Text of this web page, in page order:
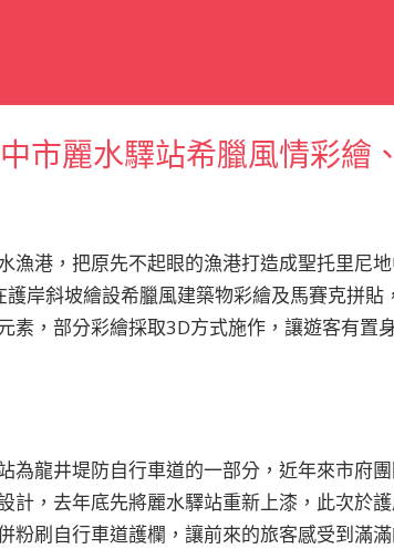
市麗水驛站希臘風情彩繪
漁港，把原先不起眼的漁港打造成聖托里尼
岸斜坡繪設希臘風建築物彩繪及馬賽克拼
素，部分彩繪採取3D方式施作，讓遊客有置
為龍井堤防自行車道的一部分，近年來市府
計，去年底先將麗水驛站重新上漆，此次於
粉刷自行車道護欄，讓前來的旅客感受到滿